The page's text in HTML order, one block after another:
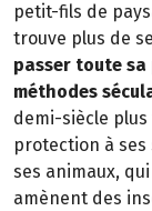
petit-fils de
trouve plus de
passer toute
méthodes
demi-siècle
protection à
ses animaux,
amènent des